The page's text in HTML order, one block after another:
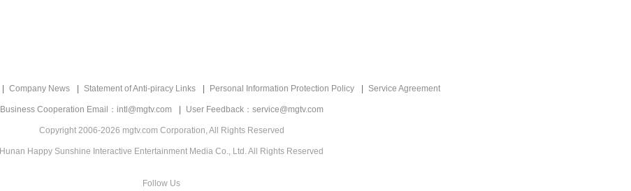
Company News Statement of Anti-piracy Links Personal Information Protection Policy Service Agreement
Business Cooperation Email：intl@mgtv.com User Feedback：service@mgtv.com
Copyright 2006-2026 mgtv.com Corporation, All Rights Reserved
Hunan Happy Sunshine Interactive Entertainment Media Co., Ltd. All Rights Reserved
Follow Us